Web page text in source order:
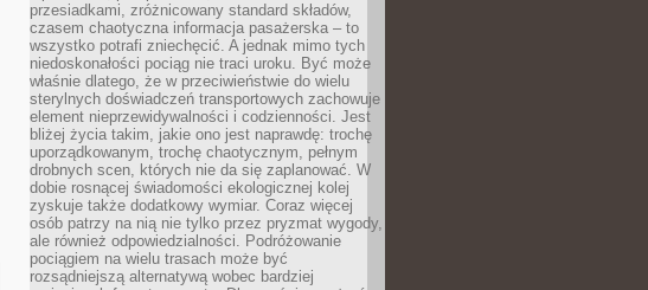
przesiadkami, zróżnicowany standard składów,
czasem chaotyczna informacja pasażerska – to
wszystko potrafi zniechęcić. A jednak mimo tych
niedoskonałości pociąg nie traci uroku. Być może
właśnie dlatego, że w przeciwieństwie do wielu
sterylnych doświadczeń transportowych zachowuje
element nieprzewidywalności i codzienności. Jest
bliżej życia takim, jakie ono jest naprawdę: trochę
uporządkowanym, trochę chaotycznym, pełnym
drobnych scen, których nie da się zaplanować. W
dobie rosnącej świadomości ekologicznej kolej
zyskuje także dodatkowy wymiar. Coraz więcej
osób patrzy na nią nie tylko przez pryzmat wygody,
ale również odpowiedzialności. Podróżowanie
pociągiem na wielu trasach może być
rozsądniejszą alternatywą wobec bardziej